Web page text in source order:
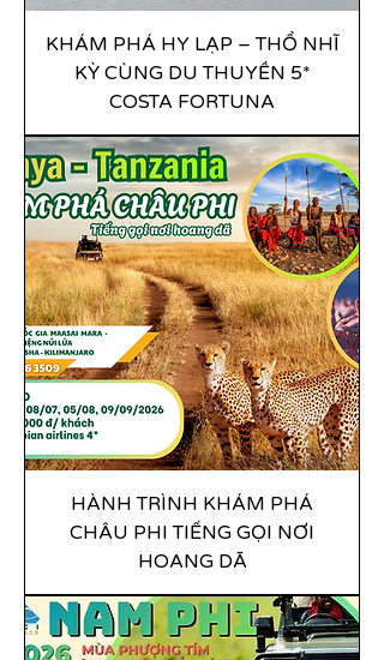
KHÁM PHÁ HY LẠP – THỔ NHĨ
KỲ CÙNG DU THUYỀN 5*
COSTA FORTUNA
HÀNH TRÌNH KHÁM PHÁ
CHÂU PHI TIẾNG GỌI NƠI
HOANG DÃ